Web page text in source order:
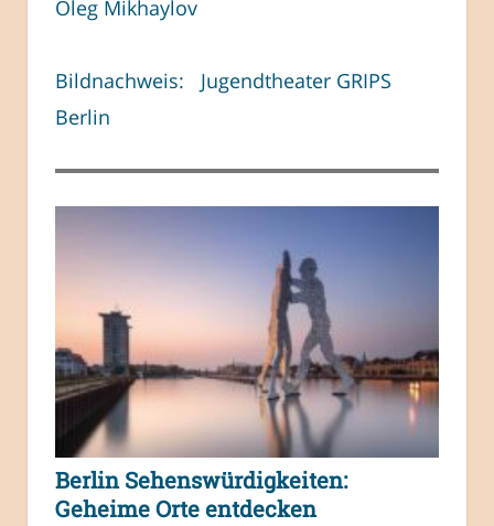
Oleg Mikhaylov
Bildnachweis: Jugendtheater GRIPS
Berlin
Berlin Sehenswürdigkeiten:
Geheime Orte entdecken